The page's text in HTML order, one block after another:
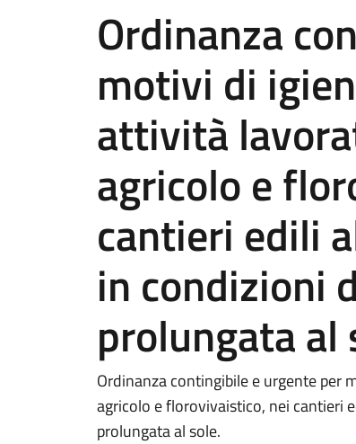
Ordinanza
motivi di
attività
agricolo e
cantieri edili
in condizioni
prolungata al
Ordinanza contingibile e urgente per
agricolo e florovivaistico, nei cantieri
prolungata al sole.